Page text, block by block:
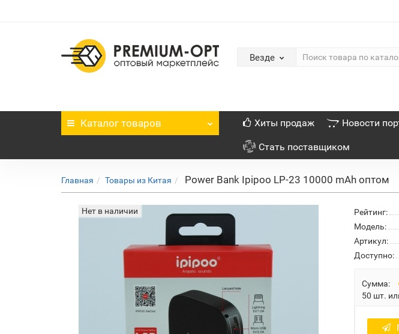
Везде
Каталог товаров Хиты продаж Новости
Стать поставщиком
Главная Товары из Китая Power Bank Ipipoo LP-23 10000 mAh оптом
Нет в наличии Рейтинг:
Модель:
Артикул:
Доступно:
Сумма:
50 шт.